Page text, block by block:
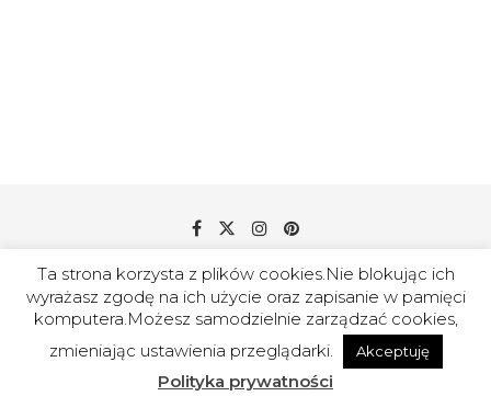
© 2018-2020 AMERYKAIJA Wszelkie prawa zastrzeżone |
Polityka prywatności
WRÓĆ DO GÓRY
Ta strona korzysta z plików cookies.Nie blokując ich
wyrażasz zgodę na ich użycie oraz zapisanie w pamięci
komputera.Możesz samodzielnie zarządzać cookies,
zmieniając ustawienia przeglądarki.
Akceptuję
Polityka prywatności